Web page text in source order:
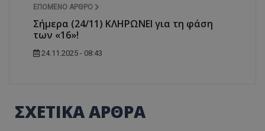
ΕΠΌΜΕΝΟ ΆΡΘΡΟ
Σήμερα (24/11) ΚΛΗΡΩΝΕΙ για τη φάση
των «16»!
24.11.2025 - 08:43
ΣΧΕΤΙΚΑ ΑΡΘΡΑ